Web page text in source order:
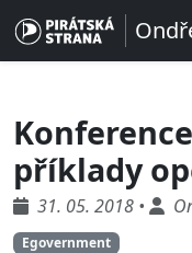
příklady
31. 05. 2018 •
Egovernment